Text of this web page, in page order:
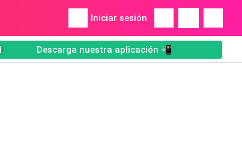
Iniciar sesión
Descarga nuestra aplicación 📲